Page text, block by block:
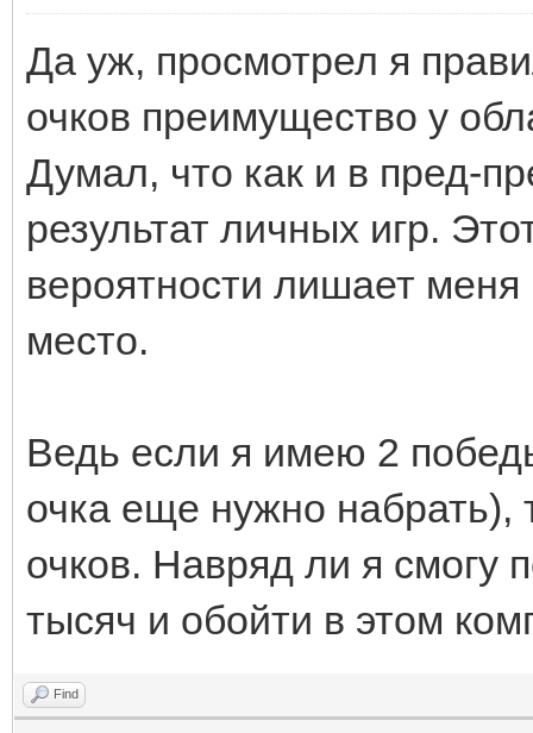
Да уж, просмотрел я
очков преимущество у
Думал, что как и в пред-
результат личных игр.
вероятности лишает
место.
Ведь если я имею 2
очка еще нужно набрать),
очков. Навряд ли я смогу
тысяч и обойти в этом
Find